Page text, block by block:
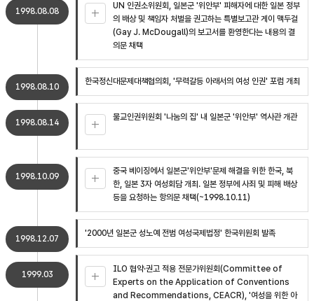
1998.08.08
UN 인권소위원회, 일본군 '위안부' 피해자에 대한 일본 정부
의 배상 및 책임자 처벌을 권고하는 특별보고관 게이 맥두걸
(Gay J. McDougall)의 보고서를 환영한다는 내용의 결
의문 채택
1998.08.10
한국정신대문제대책협의회, '무력갈등 아래서의 여성 인권' 포럼 개최
1998.08.14
불교인권위원회 '나눔의 집' 내 일본군 '위안부' 역사관 개관
1998.10.09
중국 베이징에서 일본군'위안부'문제 해결을 위한 한국, 북
한, 일본 3자 여성회담 개최. 일본 정부에 사죄 및 피해 배상
등을 요청하는 항의문 채택(~1998.10.11)
1998.12.07
'2000년 일본군 성노예 전범 여성국제법정' 한국위원회 발족
1999.03
ILO 협약·권고 적용 전문가위원회(Committee of
Experts on the Application of Conventions
and Recommendations, CEACR), '여성을 위한 아